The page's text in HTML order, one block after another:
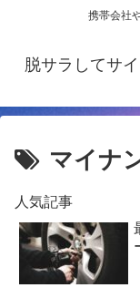
携帯会社
脱サラしてサ
マイナ
人気記事